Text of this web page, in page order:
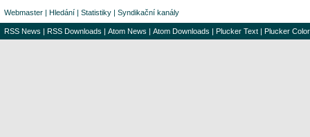
Webmaster | Hledání | Statistiky | Syndikační kanály
RSS News | RSS Downloads | Atom News | Atom Downloads | Plucker Text | Plucker Color